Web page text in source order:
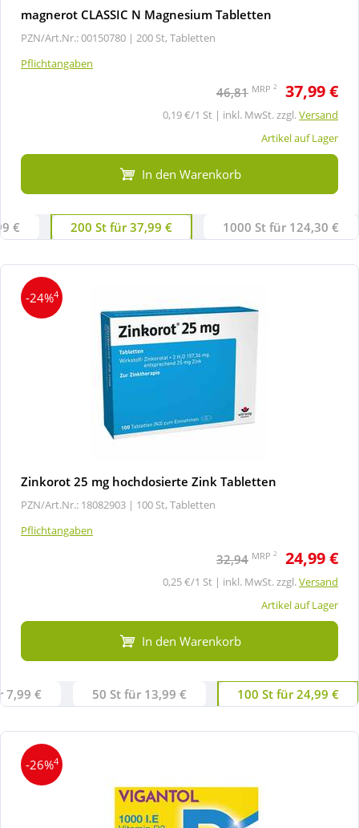
magnerot CLASSIC N Magnesium Tabletten
PZN/Art.Nr.: 00150780 | 200 St, Tabletten
Pflichtangaben
46,81 MRP 2 37,99 €
0,19 €/1 St | inkl. MwSt. zzgl.Versand
Artikel auf Lager
In den Warenkorb
€ 200 St für 37,99 € 1000 St für 124,30 €
-24%4
Zinkorot 25 mg hochdosierte Zink Tabletten
PZN/Art.Nr.: 18082903 | 100 St, Tabletten
Pflichtangaben
32,94 MRP 2 24,99 €
0,25 €/1 St | inkl. MwSt. zzgl.Versand
Artikel auf Lager
In den Warenkorb
7,99 € 50 St für 13,99 € 100 St für 24,99 €
-26%4